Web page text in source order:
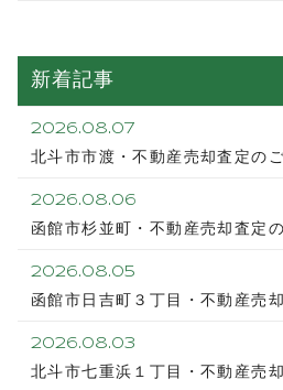
新着記事
2026.08.07
北斗市市渡・不動産売却査定の
2026.08.06
函館市杉並町・不動産売却査定
2026.08.05
函館市日吉町３丁目・不動産売
2026.08.03
北斗市七重浜１丁目・不動産売